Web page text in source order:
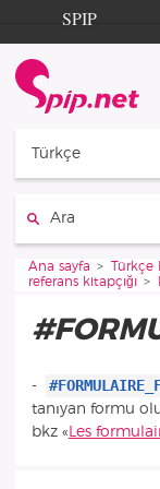
Aller au contenu
Aller à la navigation
SPIP
Documentation
Contribution
Türkçe
Vous êtes ici :
Ana sayfa Türkçe
referans kitapçığı
-
tanıyan formu
bkz « Les